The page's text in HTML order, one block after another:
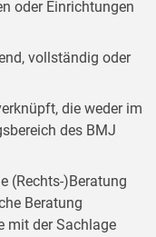
oder Einrichtungen
vollständig oder
die weder im
des BMJ
(Rechts-)Beratung
Beratung
mit der Sachlage